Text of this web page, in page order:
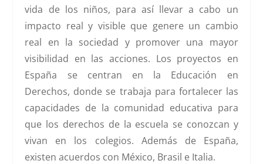
vida de los niños, para así llevar a cabo un
impacto real y visible que genere un cambio
real en la sociedad y promover una mayor
visibilidad en las acciones. Los proyectos en
España se centran en la Educación en
Derechos, donde se trabaja para fortalecer las
capacidades de la comunidad educativa para
que los derechos de la escuela se conozcan y
vivan en los colegios. Además de España,
existen acuerdos con México, Brasil e Italia.